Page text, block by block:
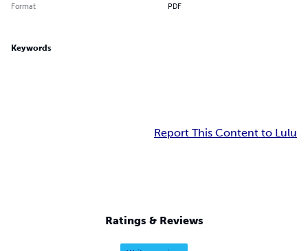
Format PDF
Keywords
Report This Content to Lulu
Ratings & Reviews